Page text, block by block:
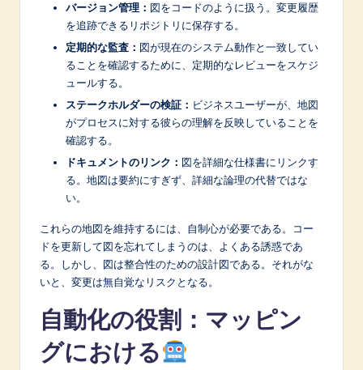
バージョン管理： 図をコードのように扱う。変更履歴
を追跡できるリポジトリに保存する。
定期的な監査： 図が現在のシステム動作と一致してい
ることを確認するために、定期的なレビューをスケジ
ュールする。
ステークホルダーの検証： ビジネスユーザーが、地図
がプロセスに対する彼らの理解を反映していることを
確認する。
ドキュメントのリンク： 図を詳細な仕様書にリンクす
る。地図は要約にすぎず、詳細な論理の代替ではな
い。
これらの地図を維持するには、自制心が必要である。コー
ドを更新して図を忘れてしまうのは、よくある誘惑であ
る。しかし、図は整合性のための設計図である。それがな
いと、変更は無自覚なリスクとなる。
自動化の役割：マッピン
グにおける